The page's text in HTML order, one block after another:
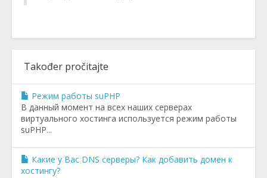
Također pročitajte
Режим работы suPHP
В данный момент на всех наших серверах
виртуального хостинга используется режим работы
suPHP...
Какие у Вас DNS серверы? Как добавить домен к
хостингу?